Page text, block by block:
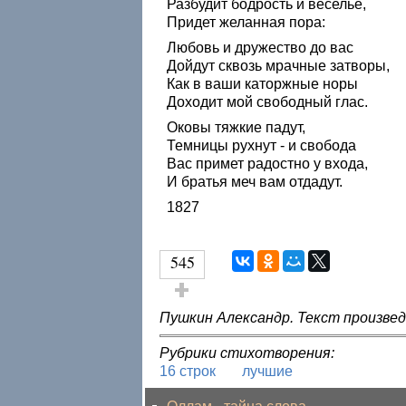
Разбудит бодрость и веселье,
Придет желанная пора:
Любовь и дружество до вас
Дойдут сквозь мрачные затворы,
Как в ваши каторжные норы
Доходит мой свободный глас.
Оковы тяжкие падут,
Темницы рухнут - и свобода
Вас примет радостно у входа,
И братья меч вам отдадут.
1827
545
Голос за!
Пушкин Александр. Текст
Рубрики стихотворения:
16 строк
лучшие